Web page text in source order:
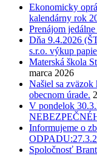
Ekonomicky
kalendárny rok
Prenájom
Dňa 9.4.2026
s.r.o. výkup
Materská škola
marca 2026
Našiel sa
obecnom úrade.
V pondelok
Informujeme o
Spoločnosť